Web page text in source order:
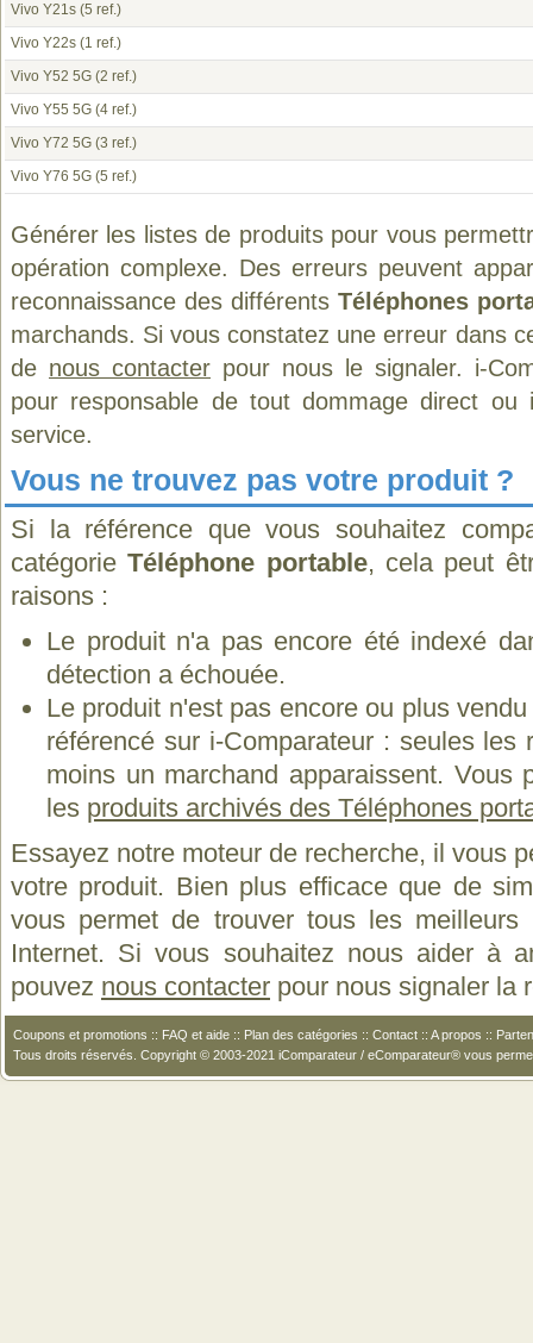
Vivo Y21s (5 ref.)
Vivo Y22s (1 ref.)
Vivo Y52 5G (2 ref.)
Vivo Y55 5G (4 ref.)
Vivo Y72 5G (3 ref.)
Vivo Y76 5G (5 ref.)
Générer les listes de produits pour vous
opération complexe. Des erreurs peuvent
reconnaissance des différents Téléphones
marchands. Si vous constatez une erreur dans
de nous contacter pour nous le signaler. i-
pour responsable de tout dommage direct
service.
Vous ne trouvez pas votre produit ?
Si la référence que vous souhaitez
catégorieTéléphone portable, cela peut
raisons :
Le produit n'a pas encore été indexé
détection a échouée.
Le produit n'est pas encore ou plus
référencé sur i-Comparateur : seules les
moins un marchand apparaissent. Vous
les produits archivés des Téléphones
Essayez notre moteur de recherche, il vous
votre produit. Bien plus efficace que de
vous permet de trouver tous les
Internet. Si vous souhaitez nous aider à
pouvez nous contacter pour nous signaler la
Coupons et promotions :: FAQ et aide :: Plan des catégories :: Contact :: A propos ::
Tous droits réservés. Copyright © 2003-2021 iComparateur / eComparateur® vous